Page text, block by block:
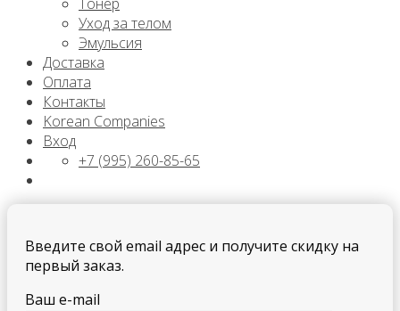
Уход за телом
Эмульсия
Доставка
Оплата
Контакты
Korean Companies
Вход
+7 (995) 260-85-65
Введите свой email адрес и получите скидку на
первый заказ.
Ваш e-mail